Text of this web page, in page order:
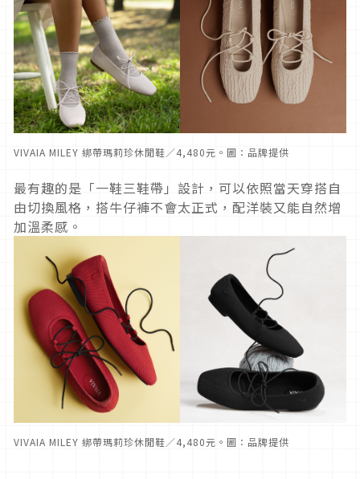
VIVAIA MILEY 綁帶瑪莉珍休閒鞋／4,480元。圖：品牌提供
最有趣的是「一鞋三鞋帶」設計，可以依照當天穿搭自
由切換風格，搭牛仔褲不會太正式，配洋裝又能自然增
加溫柔感。
VIVAIA MILEY 綁帶瑪莉珍休閒鞋／4,480元。圖：品牌提供